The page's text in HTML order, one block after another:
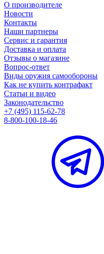
О производителе
Новости
Контакты
Наши партнеры
Сервис и гарантия
Доставка и оплата
Отзывы о магазине
Вопрос-ответ
Виды оружия самообороны
Как не купить контрафакт
Статьи и видео
Законодательство
+7 (495) 115-62-78
8-800-100-18-46